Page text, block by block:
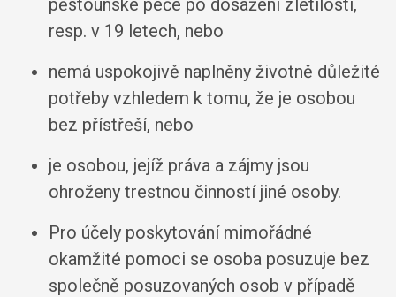
pěstounské péče po dosažení zletilosti,
resp. v 19 letech, nebo
nemá uspokojivě naplněny životně důležité
potřeby vzhledem k tomu, že je osobou
bez přístřeší, nebo
je osobou, jejíž práva a zájmy jsou
ohroženy trestnou činností jiné osoby.
Pro účely poskytování mimořádné
okamžité pomoci se osoba posuzuje bez
společně posuzovaných osob v případě